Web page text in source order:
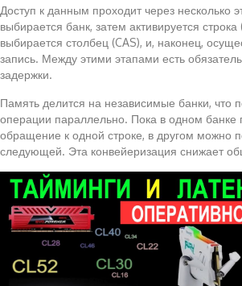
Доступ к данным проходит через несколько
выбирается банк, затем активируется строка
выбирается столбец (CAS), и, наконец,
запись. Между этими этапами есть
задержки.
Память делится на независимые банки, что
операции параллельно. Пока в одном банке
обращение к одной строке, в другом можно
следующей. Эта конвейеризация снижает